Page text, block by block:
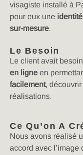
visagiste installé à
pour eux une
sur-mesure.
Le Besoin
Le client avait
en ligne en
facilement,
réalisations.
Ce Qu’on A
Nous avons réalisé
accord avec l’image